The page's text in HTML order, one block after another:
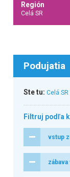
Región
Celá SR
Podujatia
Ste tu: Celá SR
Filtruj podľa
vstup